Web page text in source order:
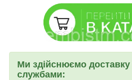
Ми здійснюємо доставку
службами: